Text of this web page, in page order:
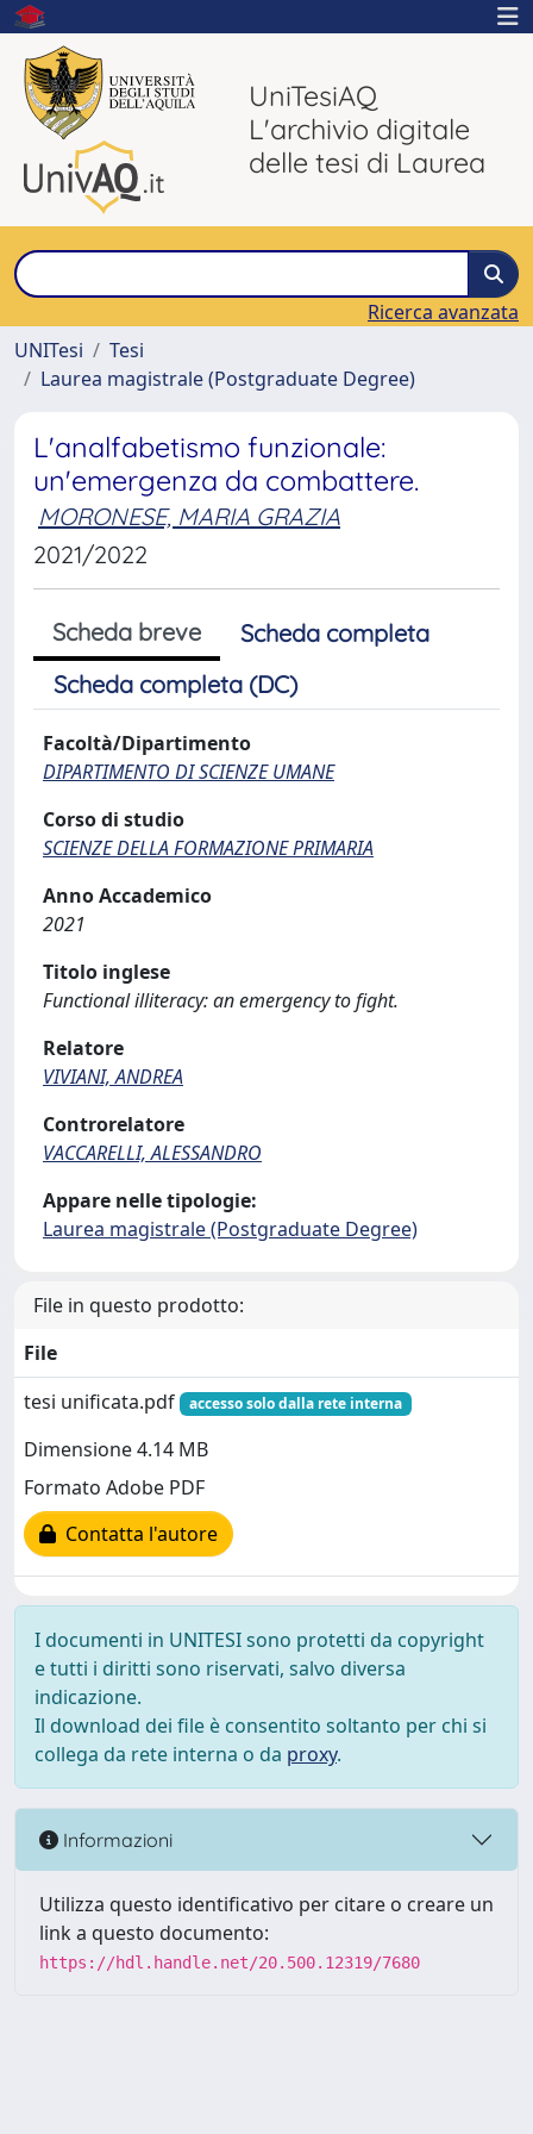
UniTesiAQ
L'archivio digitale
delle tesi di Laurea
Ricerca avanzata
UNITesi
Tesi
Laurea magistrale (Postgraduate Degree)
L'analfabetismo funzionale:
un'emergenza da combattere.
MORONESE, MARIA GRAZIA
2021/2022
Scheda breve
Scheda completa
Scheda completa (DC)
Facoltà/Dipartimento
DIPARTIMENTO DI SCIENZE UMANE
Corso di studio
SCIENZE DELLA FORMAZIONE PRIMARIA
Anno Accademico
2021
Titolo inglese
Functional illiteracy: an emergency to fight.
Relatore
VIVIANI, ANDREA
Controrelatore
VACCARELLI, ALESSANDRO
Appare nelle tipologie:
Laurea magistrale (Postgraduate Degree)
File in questo prodotto:
File
tesi unificata.pdf
accesso solo dalla rete interna
Dimensione 4.14 MB
Formato Adobe PDF
Contatta l'autore
I documenti in UNITESI sono protetti da copyright
e tutti i diritti sono riservati, salvo diversa
indicazione.
Il download dei file è consentito soltanto per chi si
collega da rete interna o da proxy.
Informazioni
Utilizza questo identificativo per citare o creare un
link a questo documento:
https://hdl.handle.net/20.500.12319/7680